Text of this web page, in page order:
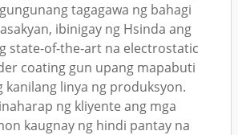
tagagawa ng bahagi
ibinigay ng Hsinda ang
state-of-the-art na electrostatic
coating gun upang mapabuti
kanilang linya ng produksyon.
ng kliyente ang mga
kaugnay ng hindi pantay na